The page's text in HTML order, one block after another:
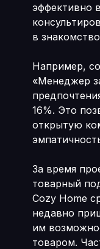
эффективно
в
Например,
«Менеджер
16%. Это
открытую
За время
товарный
Cozy Home
недавно
им
товаром.